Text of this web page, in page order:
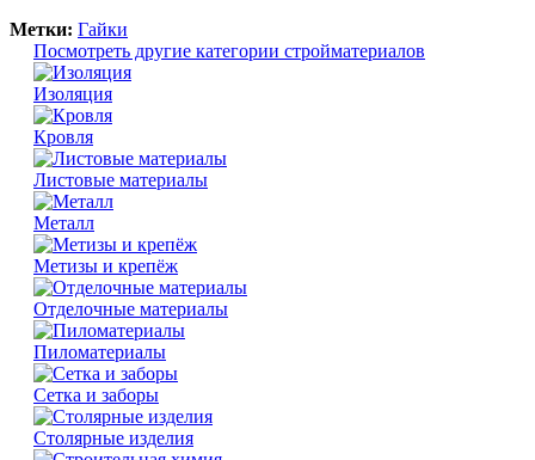
Метки: Гайки
Посмотреть другие категории стройматериалов
Изоляция
Кровля
Листовые материалы
Металл
Метизы и крепёж
Отделочные материалы
Пиломатериалы
Сетка и заборы
Столярные изделия